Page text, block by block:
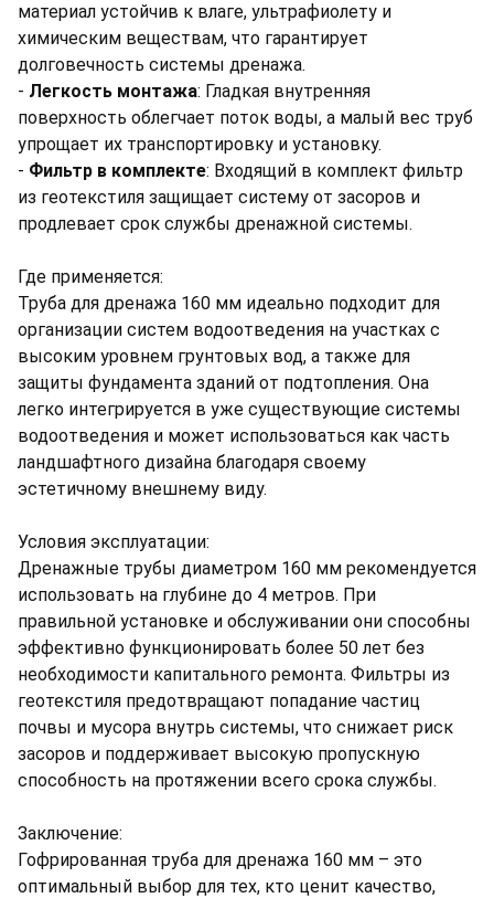
материал устойчив к влаге, ультрафиолету и
химическим веществам, что гарантирует
долговечность системы дренажа.
- Легкость монтажа: Гладкая внутренняя
поверхность облегчает поток воды, а малый вес труб
упрощает их транспортировку и установку.
- Фильтр в комплекте: Входящий в комплект фильтр
из геотекстиля защищает систему от засоров и
продлевает срок службы дренажной системы.
Где применяется:
Труба для дренажа 160 мм идеально подходит для
организации систем водоотведения на участках с
высоким уровнем грунтовых вод, а также для
защиты фундамента зданий от подтопления. Она
легко интегрируется в уже существующие системы
водоотведения и может использоваться как часть
ландшафтного дизайна благодаря своему
эстетичному внешнему виду.
Условия эксплуатации:
Дренажные трубы диаметром 160 мм рекомендуется
использовать на глубине до 4 метров. При
правильной установке и обслуживании они способны
эффективно функционировать более 50 лет без
необходимости капитального ремонта. Фильтры из
геотекстиля предотвращают попадание частиц
почвы и мусора внутрь системы, что снижает риск
засоров и поддерживает высокую пропускную
способность на протяжении всего срока службы.
Заключение:
Гофрированная труба для дренажа 160 мм – это
оптимальный выбор для тех, кто ценит качество,